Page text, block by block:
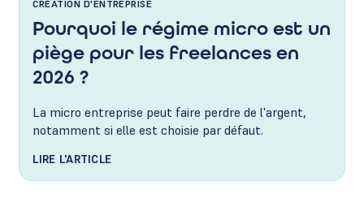
CRÉATION D'ENTREPRISE
Pourquoi le régime micro est un
piège pour les freelances en
2026 ?
La micro entreprise peut faire perdre de l'argent,
notamment si elle est choisie par défaut.
LIRE L'ARTICLE